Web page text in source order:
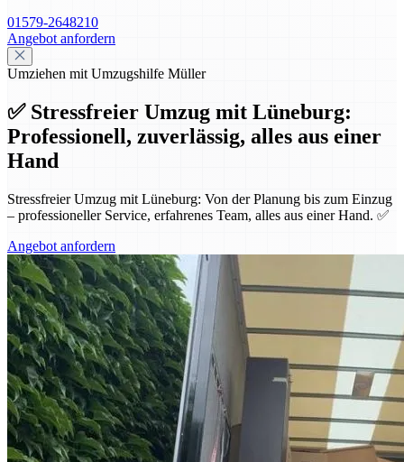
01579-2648210
Angebot anfordern
Umziehen mit Umzugshilfe Müller
✅ Stressfreier Umzug mit Lüneburg:
Professionell, zuverlässig, alles aus einer
Hand
Stressfreier Umzug mit Lüneburg: Von der Planung bis zum Einzug
– professioneller Service, erfahrenes Team, alles aus einer Hand. ✅
Angebot anfordern